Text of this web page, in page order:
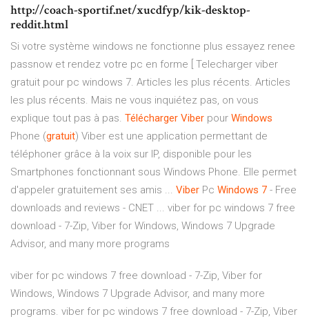
http://coach-sportif.net/xucdfyp/kik-desktop-
reddit.html
Si votre système windows ne fonctionne plus essayez renee
passnow et rendez votre pc en forme [ Telecharger viber
gratuit pour pc windows 7. Articles les plus récents. Articles
les plus récents. Mais ne vous inquiétez pas, on vous
explique tout pas à pas. Télécharger Viber pour Windows
Phone (gratuit) Viber est une application permettant de
téléphoner grâce à la voix sur IP, disponible pour les
Smartphones fonctionnant sous Windows Phone. Elle permet
d'appeler gratuitement ses amis ... Viber Pc Windows 7 - Free
downloads and reviews - CNET ... viber for pc windows 7 free
download - 7-Zip, Viber for Windows, Windows 7 Upgrade
Advisor, and many more programs
viber for pc windows 7 free download - 7-Zip, Viber for
Windows, Windows 7 Upgrade Advisor, and many more
programs. viber for pc windows 7 free download - 7-Zip, Viber